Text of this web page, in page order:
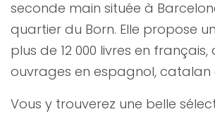
seconde main située à
quartier du Born. Elle propose
plus de 12 000 livres en français,
ouvrages en espagnol, catalan
Vous y trouverez une belle